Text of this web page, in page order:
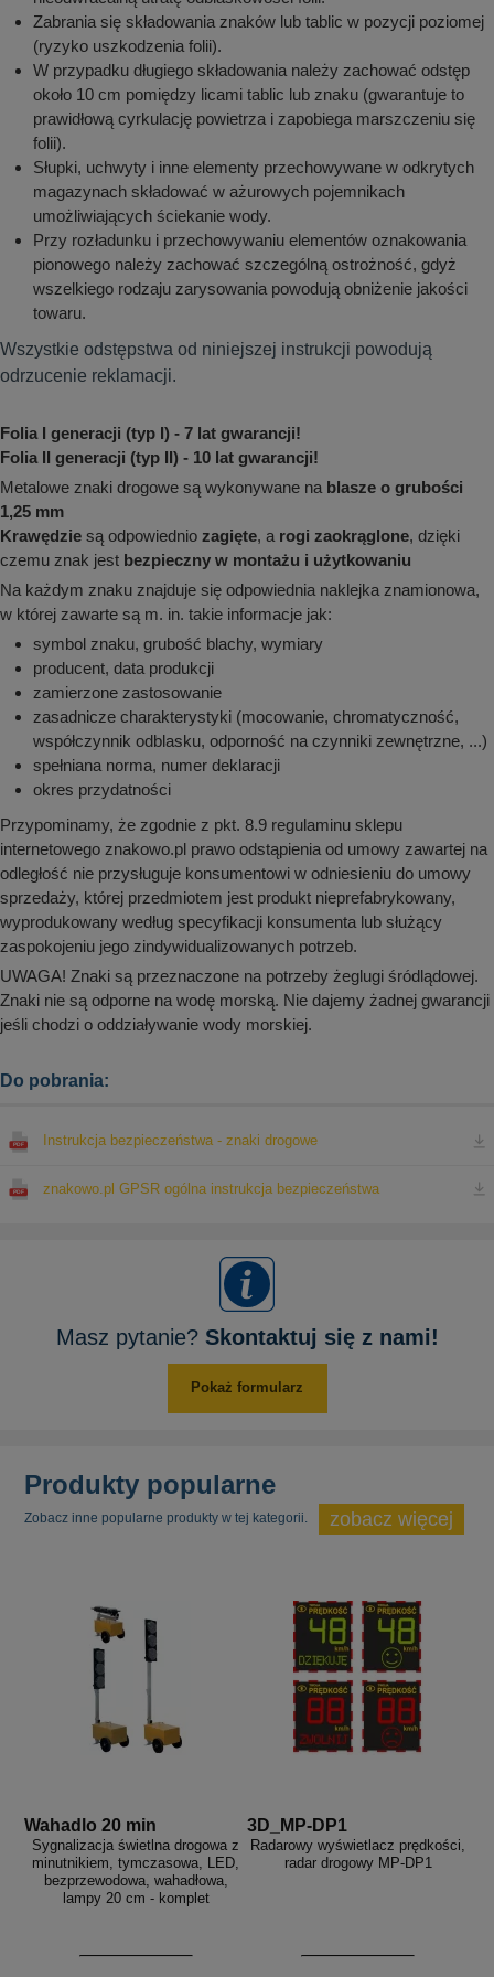
Zabrania się składowania znaków lub tablic w pozycji poziomej
(ryzyko uszkodzenia folii).
W przypadku długiego składowania należy zachować odstęp
około 10 cm pomiędzy licami tablic lub znaku (gwarantuje to
prawidłową cyrkulację powietrza i zapobiega marszczeniu się
folii).
Słupki, uchwyty i inne elementy przechowywane w odkrytych
magazynach składować w ażurowych pojemnikach
umożliwiających ściekanie wody.
Przy rozładunku i przechowywaniu elementów oznakowania
pionowego należy zachować szczególną ostrożność, gdyż
wszelkiego rodzaju zarysowania powodują obniżenie jakości
towaru.
Wszystkie odstępstwa od niniejszej instrukcji powodują
odrzucenie reklamacji.
Folia I generacji (typ I) - 7 lat gwarancji!
Folia II generacji (typ II) - 10 lat gwarancji!
Metalowe znaki drogowe są wykonywane na blasze o grubości
1,25 mm
Krawędzie są odpowiednio zagięte, a rogi zaokrąglone, dzięki
czemu znak jest bezpieczny w montażu i użytkowaniu
Na każdym znaku znajduje się odpowiednia naklejka znamionowa,
w której zawarte są m. in. takie informacje jak:
symbol znaku, grubość blachy, wymiary
producent, data produkcji
zamierzone zastosowanie
zasadnicze charakterystyki (mocowanie, chromatyczność,
współczynnik odblasku, odporność na czynniki zewnętrzne, ...)
spełniana norma, numer deklaracji
okres przydatności
Przypominamy, że zgodnie z pkt. 8.9 regulaminu sklepu
internetowego znakowo.pl prawo odstąpienia od umowy zawartej na
odległość nie przysługuje konsumentowi w odniesieniu do umowy
sprzedaży, której przedmiotem jest produkt nieprefabrykowany,
wyprodukowany według specyfikacji konsumenta lub służący
zaspokojeniu jego zindywidualizowanych potrzeb.
UWAGA! Znaki są przeznaczone na potrzeby żeglugi śródlądowej.
Znaki nie są odporne na wodę morską. Nie dajemy żadnej gwarancji
jeśli chodzi o oddziaływanie wody morskiej.
Do pobrania:
Instrukcja bezpieczeństwa - znaki drogowe
znakowo.pl GPSR ogólna instrukcja bezpieczeństwa
Masz pytanie? Skontaktuj się z nami!
Pokaż formularz
Produkty popularne
Zobacz inne popularne produkty w tej kategorii. zobacz więcej
Wahadlo 20 min
Sygnalizacja świetlna drogowa z
minutnikiem, tymczasowa, LED,
bezprzewodowa, wahadłowa,
lampy 20 cm - komplet
3D_MP-DP1
Radarowy wyświetlacz prędkości,
radar drogowy MP-DP1